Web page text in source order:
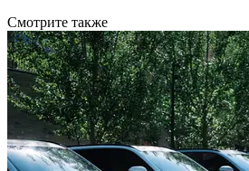
Смотрите также